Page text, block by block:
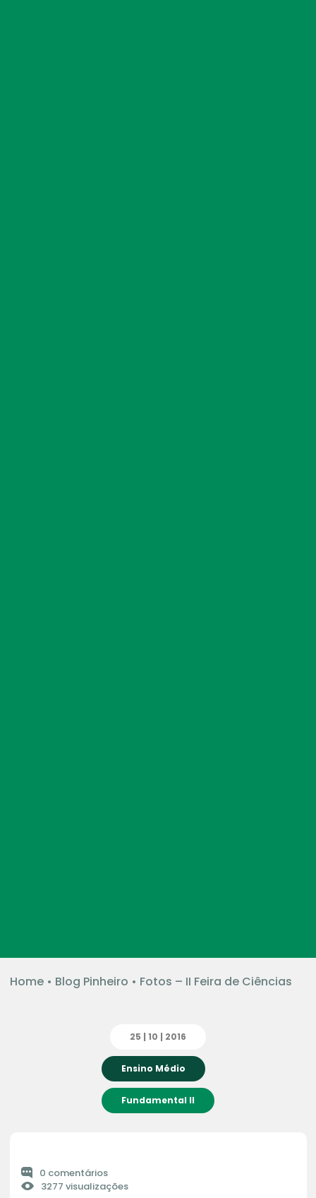
Home• Blog Pinheiro • Fotos – II Feira de Ciências
25 | 10 | 2016
Ensino Médio
Fundamental II
0 comentários
3277 visualizações